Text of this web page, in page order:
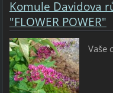
Komule Davidova
"FLOWER POWER"
Vaše